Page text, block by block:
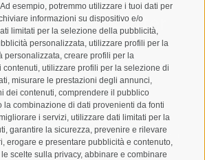
esempio, potremmo utilizzare i tuoi dati per
informazioni su dispositivo e/o
limitati per la selezione della pubblicità,
personalizzata, utilizzare profili per la
personalizzata, creare profili per la
utilizzare profili per la selezione di
misurare le prestazioni degli annunci,
dei contenuti, comprendere il pubblico
la combinazione di dati provenienti da fonti
i servizi, utilizzare dati limitati per la
garantire la sicurezza, prevenire e rilevare
erogare e presentare pubblicità e contenuto,
scelte sulla privacy, abbinare e combinare
Newsletter
laprivacy policy, autorizzo il Titolare al
personali